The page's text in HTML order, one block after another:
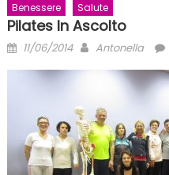
Benessere Salute
Pilates In Ascolto
Posted
11/06/2014 Author
Antonella